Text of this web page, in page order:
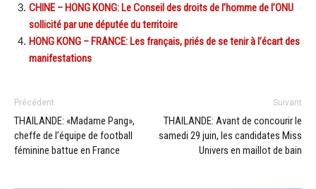
CHINE – HONG KONG: Le Conseil des droits de l’homme de l’ONU
sollicité par une députée du territoire
HONG KONG – FRANCE: Les français, priés de se tenir à l’écart des
manifestations
Précédent
THAILANDE: «Madame Pang»,
cheffe de l’équipe de football
féminine battue en France
Suivant
THAILANDE: Avant de concourir le
samedi 29 juin, les candidates Miss
Univers en maillot de bain